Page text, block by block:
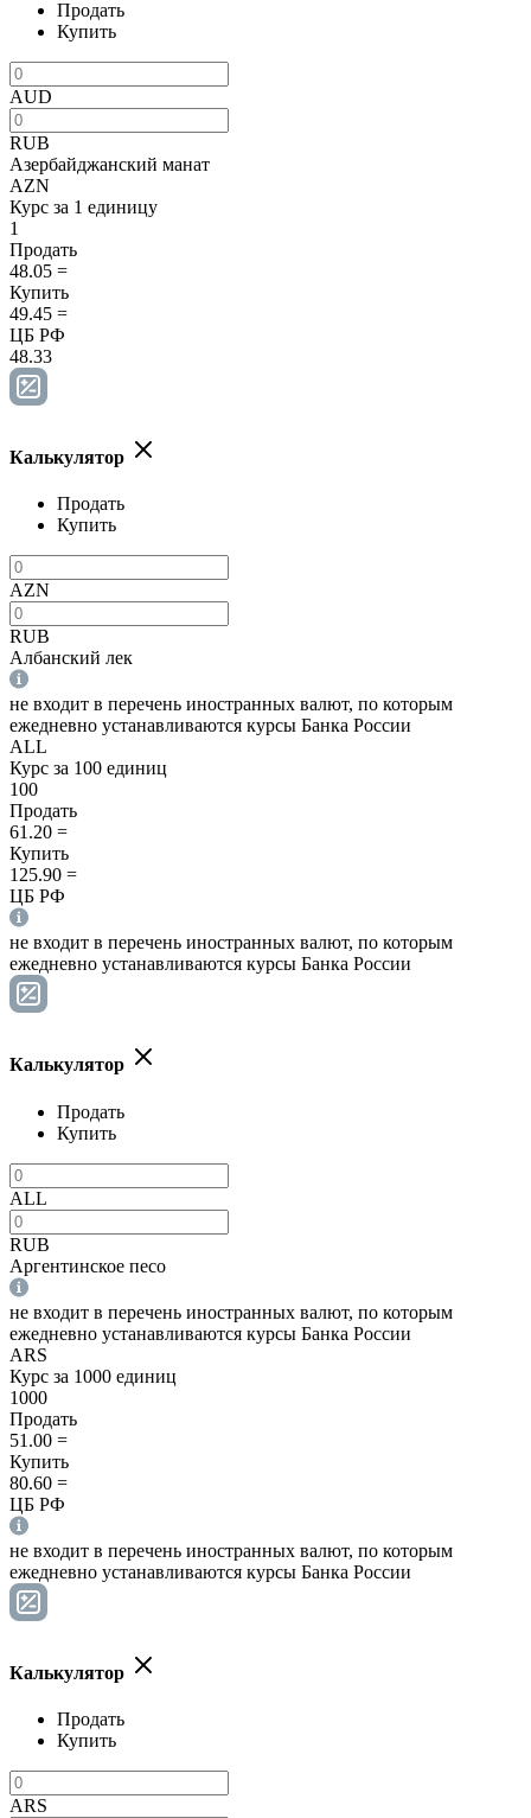
Продать
Купить
AUD
RUB
Азербайджанский манат
AZN
Курс за 1 единицу
1
Продать
48.05 =
Купить
49.45 =
ЦБ РФ
48.33
Калькулятор
Продать
Купить
AZN
RUB
Албанский лек
не входит в перечень иностранных валют, по которым
ежедневно устанавливаются курсы Банка России
ALL
Курс за 100 единиц
100
Продать
61.20 =
Купить
125.90 =
ЦБ РФ
не входит в перечень иностранных валют, по которым
ежедневно устанавливаются курсы Банка России
Калькулятор
Продать
Купить
ALL
RUB
Аргентинское песо
не входит в перечень иностранных валют, по которым
ежедневно устанавливаются курсы Банка России
ARS
Курс за 1000 единиц
1000
Продать
51.00 =
Купить
80.60 =
ЦБ РФ
не входит в перечень иностранных валют, по которым
ежедневно устанавливаются курсы Банка России
Калькулятор
Продать
Купить
ARS